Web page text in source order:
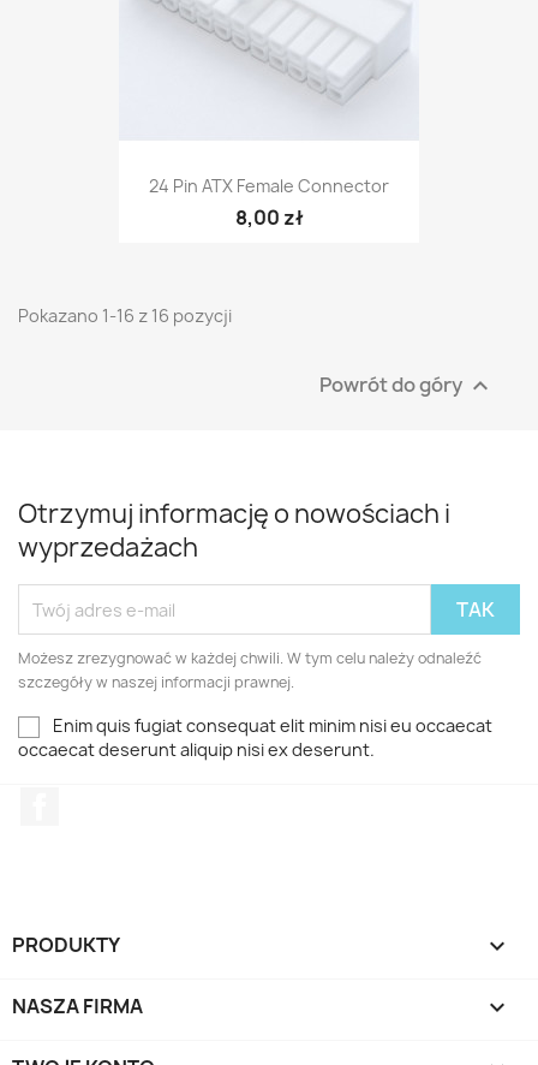
24 Pin ATX Female Connector
8,00 zł
Pokazano 1-16 z 16 pozycji
Powrót do góry 
Otrzymuj informację o nowościach i
wyprzedażach
Możesz zrezygnować w każdej chwili. W tym celu należy odnaleźć
szczegóły w naszej informacji prawnej.
Enim quis fugiat consequat elit minim nisi eu occaecat
occaecat deserunt aliquip nisi ex deserunt.
PRODUKTY 
NASZA FIRMA 